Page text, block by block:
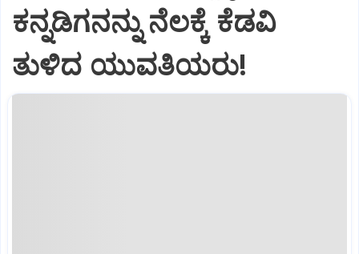
ಕನ್ನಡಿಗನನ್ನು ನೆಲಕ್ಕೆ ಕೆಡವಿ
ತುಳಿದ ಯುವತಿಯರು!